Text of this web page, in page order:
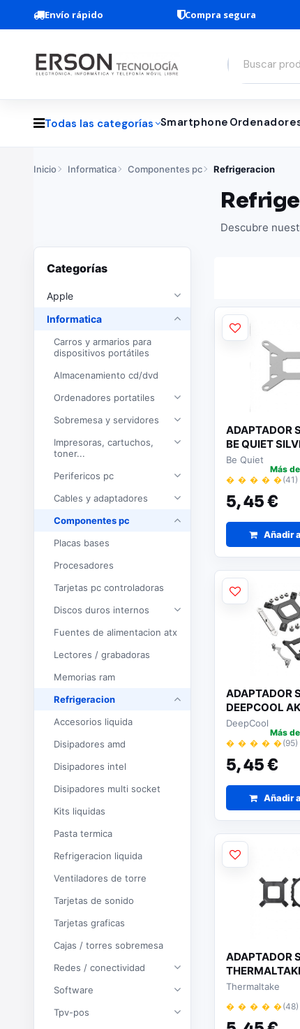
Envío rápido Compra segura
Todas las categorías Smartphone
Inicio Informatica Componentes pc Refrigeracion
Descubre
Categorías
Apple
Informatica
Carros y armarios para
dispositivos portátiles
Almacenamiento cd/dvd
Ordenadores portatiles
Sobremesa y servidores
Impresoras, cartuchos,
toner...
Perifericos pc
Cables y adaptadores
Componentes pc
Placas bases
Procesadores
Tarjetas pc controladoras
Discos duros internos
Fuentes de alimentacion atx
Lectores / grabadoras
Memorias ram
Refrigeracion
Accesorios liquida
Disipadores amd
Disipadores intel
Disipadores multi socket
Kits liquidas
Pasta termica
Refrigeracion liquida
Ventiladores de torre
Tarjetas de sonido
Tarjetas graficas
Cajas / torres sobremesa
Redes / conectividad
Software
Tpv-pos
ADAPTADOR
BE QUIET
Be Quiet
� � � � �(41)
5,45 €
Más
Añadir
ADAPTADOR
DEEPCOOL
DeepCool
� � � � �(95)
5,45 €
Más
Añadir
ADAPTADOR
Thermaltake
� � � � �(48)